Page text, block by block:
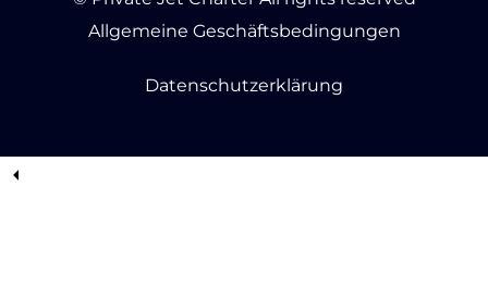
Allgemeine Geschäftsbedingungen
Datenschutzerklärung